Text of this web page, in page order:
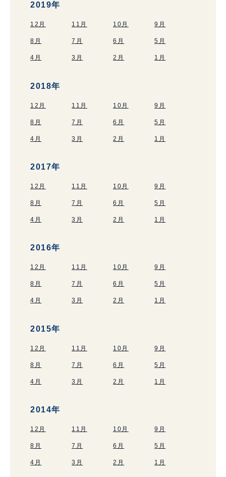
2019年
12月 11月 10月 9月
8月 7月 6月 5月
4月 3月 2月 1月
2018年
12月 11月 10月 9月
8月 7月 6月 5月
4月 3月 2月 1月
2017年
12月 11月 10月 9月
8月 7月 6月 5月
4月 3月 2月 1月
2016年
12月 11月 10月 9月
8月 7月 6月 5月
4月 3月 2月 1月
2015年
12月 11月 10月 9月
8月 7月 6月 5月
4月 3月 2月 1月
2014年
12月 11月 10月 9月
8月 7月 6月 5月
4月 3月 2月 1月